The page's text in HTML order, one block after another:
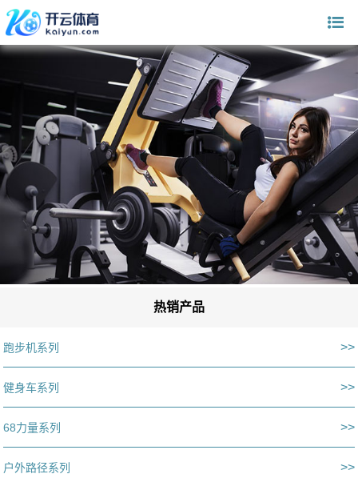
热销产品
跑步机系列 >>
健身车系列 >>
68力量系列 >>
户外路径系列 >>